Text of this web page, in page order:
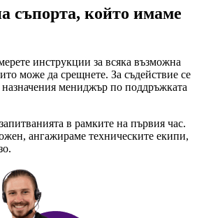
съпорта, който имаме
инструкции за всяка възможна
може да срещнете. За съдействие се
мениджър по поддръжката
в рамките на първия час.
ангажираме техническите екипи,